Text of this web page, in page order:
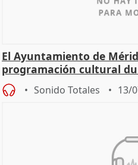
El Ayuntamiento de
programación cultural
Sonido Totales 13/